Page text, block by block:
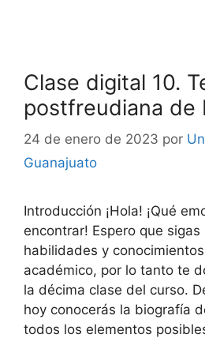
Clase digital 10.
postfreudiana de
24 de enero de 2023 por
Guanajuato
Introducción ¡Hola! ¡Qué
encontrar! Espero que
habilidades y
académico, por lo tanto te
la décima clase del curso.
hoy conocerás la biografía
todos los elementos